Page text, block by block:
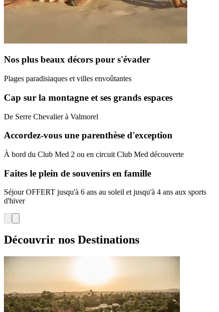
Nos plus beaux décors pour s'évader
Plages paradisiaques et villes envoûtantes
Cap sur la montagne et ses grands espaces
De Serre Chevalier à Valmorel
Accordez-vous une parenthèse d'exception
À bord du Club Med 2 ou en circuit Club Med découverte
Faites le plein de souvenirs en famille
Séjour OFFERT jusqu'à 6 ans au soleil et jusqu'à 4 ans aux sports
d'hiver
Découvrir nos Destinations